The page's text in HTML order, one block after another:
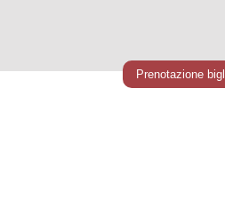
Prenotazione